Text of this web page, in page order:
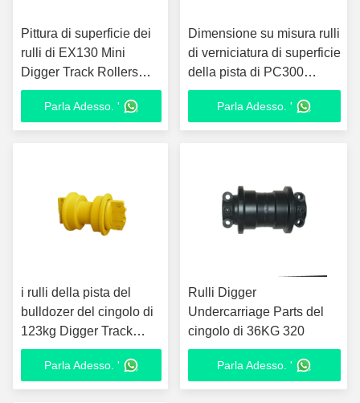
Pittura di superficie dei
rulli di EX130 Mini
Digger Track Rollers
Excavator Bottom
Parla Adesso. '
Dimensione su misura rulli
di verniciatura di superficie
della pista di PC300
KOMATSU
Parla Adesso. '
i rulli della pista del
bulldozer del cingolo di
123kg Digger Track
Rollers D32 sorgono
dipintoParla Adesso. '
Rulli Digger
Undercarriage Parts del
cingolo di 36KG 320
Parla Adesso. '